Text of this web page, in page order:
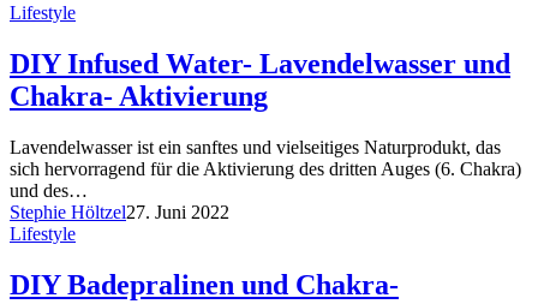
Lifestyle
DIY Infused Water- Lavendelwasser und
Chakra- Aktivierung
Lavendelwasser ist ein sanftes und vielseitiges Naturprodukt, das
sich hervorragend für die Aktivierung des dritten Auges (6. Chakra)
und des…
Stephie Höltzel27. Juni 2022
Lifestyle
DIY Badepralinen und Chakra-